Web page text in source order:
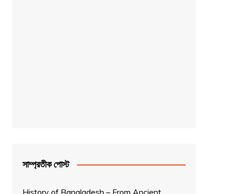
সাম্প্রতীক পোস্ট
History of Bangladesh – From Ancient